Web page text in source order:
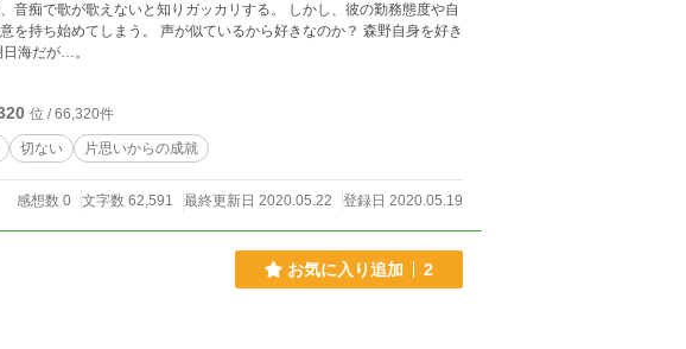
音痴で歌が歌えないと知りガッカリする。 しかし、彼の勤務態度や自
を持ち始めてしまう。 声が似ているから好きなのか？ 森野自身を好き
海だが…。
位 / 66,320件
切ない 片思いからの成就
感想数 0 文字数 62,591 最終更新日 2020.05.22 登録日 2020.05.19
お気に入り追加 2